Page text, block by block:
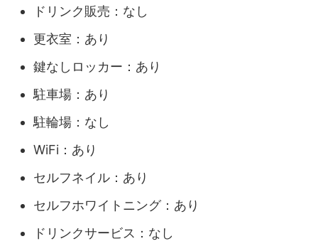
ドリンク販売：なし
更衣室：あり
鍵なしロッカー：あり
駐車場：あり
駐輪場：なし
WiFi：あり
セルフネイル：あり
セルフホワイトニング：あり
ドリンクサービス：なし